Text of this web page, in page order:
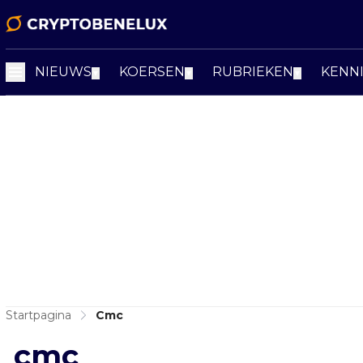
NIEUWS KOERSEN RUBRIEKEN
Startpagina Cmc
cmc